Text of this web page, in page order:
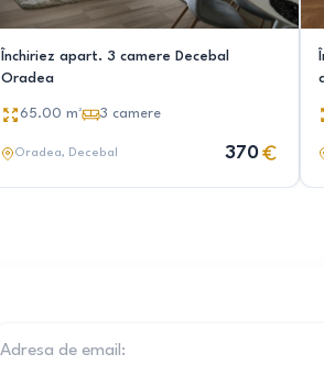
Închiriez apart. 3 camere Decebal
Oradea
65.00 m² 3 camere
Oradea, Decebal 370